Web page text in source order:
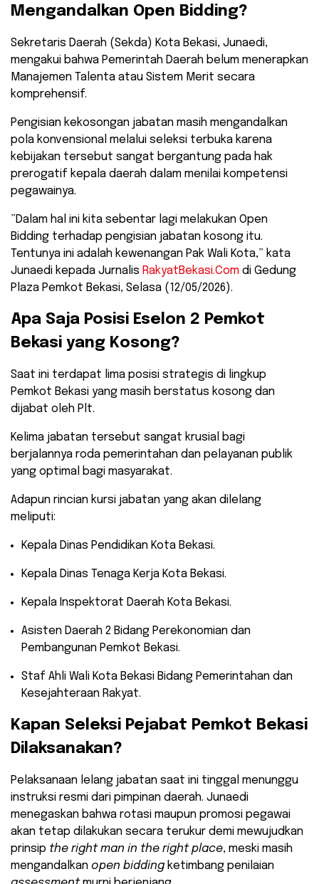
Mengandalkan Open Bidding?
​Sekretaris Daerah (Sekda) Kota Bekasi, Junaedi,
mengakui bahwa Pemerintah Daerah belum menerapkan
Manajemen Talenta atau Sistem Merit secara
komprehensif.
Pengisian kekosongan jabatan masih mengandalkan
pola konvensional melalui seleksi terbuka karena
kebijakan tersebut sangat bergantung pada hak
prerogatif kepala daerah dalam menilai kompetensi
pegawainya.
​”Dalam hal ini kita sebentar lagi melakukan Open
Bidding terhadap pengisian jabatan kosong itu.
Tentunya ini adalah kewenangan Pak Wali Kota,” kata
Junaedi kepada Jurnalis RakyatBekasi.Com di Gedung
Plaza Pemkot Bekasi, Selasa (12/05/2026).
​Apa Saja Posisi Eselon 2 Pemkot
Bekasi yang Kosong?
​Saat ini terdapat lima posisi strategis di lingkup
Pemkot Bekasi yang masih berstatus kosong dan
dijabat oleh Plt.
Kelima jabatan tersebut sangat krusial bagi
berjalannya roda pemerintahan dan pelayanan publik
yang optimal bagi masyarakat.
​Adapun rincian kursi jabatan yang akan dilelang
meliputi:
​Kepala Dinas Pendidikan Kota Bekasi.
​Kepala Dinas Tenaga Kerja Kota Bekasi.
​Kepala Inspektorat Daerah Kota Bekasi.
​Asisten Daerah 2 Bidang Perekonomian dan
Pembangunan Pemkot Bekasi.
​Staf Ahli Wali Kota Bekasi Bidang Pemerintahan dan
Kesejahteraan Rakyat.
​Kapan Seleksi Pejabat Pemkot Bekasi
Dilaksanakan?
​Pelaksanaan lelang jabatan saat ini tinggal menunggu
instruksi resmi dari pimpinan daerah. Junaedi
menegaskan bahwa rotasi maupun promosi pegawai
akan tetap dilakukan secara terukur demi mewujudkan
prinsip the right man in the right place, meski masih
mengandalkan open bidding ketimbang penilaian